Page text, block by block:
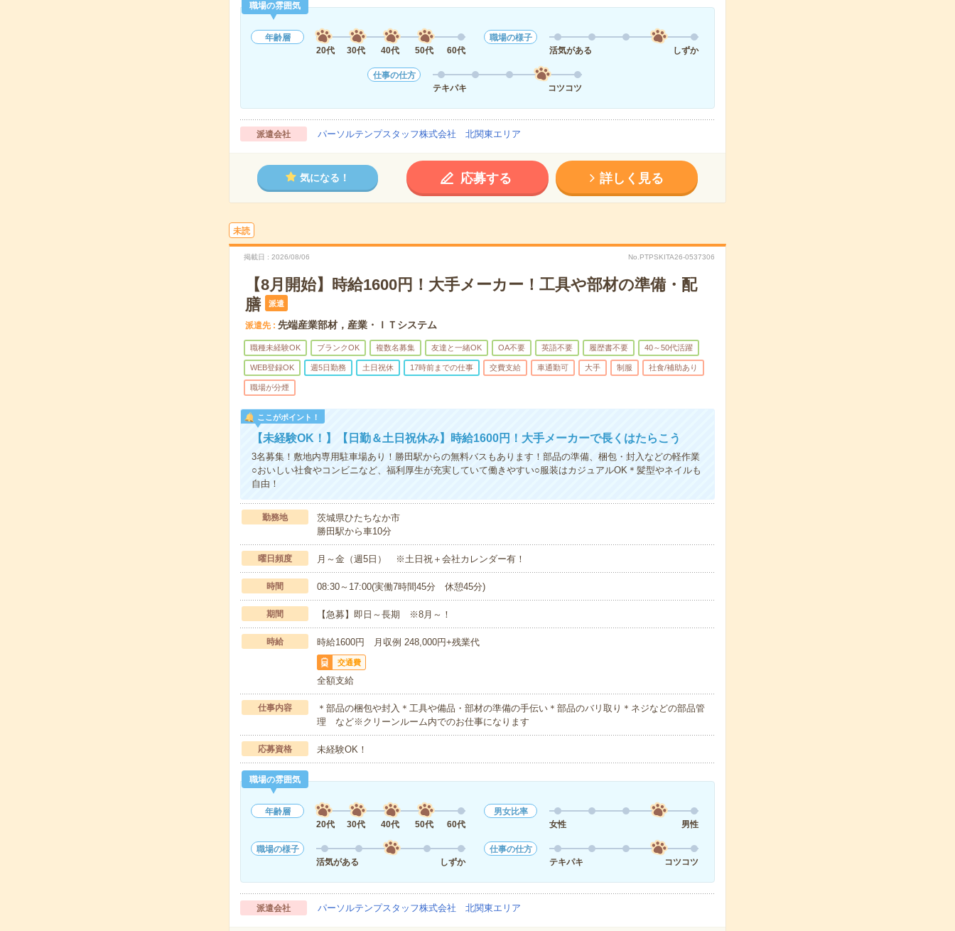
職場の雰囲気
年齢層
20代
30代 40代 50代 60代
職場の様子
活気がある
しずか
仕事の仕方
テキパキ
コツコツ
派遣会社 パーソルテンプスタッフ株式会社 北関東エリア
気になる！ 応募する 詳しく見る
未読
掲載日 2026/08/06 No.PTPSKITA26-0537306
【8月開始】時給1600円！大手メーカー！工具や部材の準備・配
膳
派遣
派遣先 先端産業部材，産業・ＩＴシステム
職種未経験OK ブランクOK 複数名募集 友達と一緒OK OA不要 英語不要 履歴書不要 40～50代活躍
WEB登録OK 週5日勤務 土日祝休 17時前までの仕事 交費支給 車通勤可 大手 制服 社食/補助あり
職場が分煙
ここがポイント！
【未経験OK！】【日勤＆土日祝休み】時給1600円！大手メーカーで長くはたらこう
3名募集！敷地内専用駐車場あり！勝田駅からの無料バスもあります！部品の準備、梱包・封入などの軽作業
○おいしい社食やコンビニなど、福利厚生が充実していて働きやすい○服装はカジュアルOK＊髪型やネイルも
自由！
勤務地
茨城県ひたちなか市
勝田駅から車10分
曜日頻度 月～金（週5日） ※土日祝＋会社カレンダー有！
時間 08:30～17:00(実働7時間45分 休憩45分)
期間 【急募】即日～長期 ※8月～！
時給 時給1600円 月収例 248,000円+残業代
交通費
全額支給
仕事内容
＊部品の梱包や封入＊工具や備品・部材の準備の手伝い＊部品のバリ取り＊ネジなどの部品管
理 など※クリーンルーム内でのお仕事になります
応募資格 未経験OK！
職場の雰囲気
年齢層
20代
30代 40代 50代 60代
男女比率
女性
男性
職場の様子
活気がある
しずか
仕事の仕方
テキパキ
コツコツ
派遣会社 パーソルテンプスタッフ株式会社 北関東エリア